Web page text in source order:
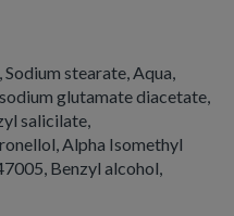
stearate, Aqua,
glutamate diacetate,
salicilate,
Alpha Isomethyl
Benzyl alcohol,